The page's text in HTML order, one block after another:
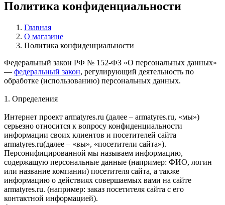
Политика конфиденциальности
Главная
О магазине
Политика конфиденциальности
Федеральный закон РФ № 152-ФЗ «О персональных данных»
— федеральный закон, регулирующий деятельность по
обработке (использованию) персональных данных.
1. Определения
Интернет проект armatyres.ru (далее – armatyres.ru, «мы»)
серьезно относится к вопросу конфиденциальности
информации своих клиентов и посетителей сайта
armatyres.ru(далее – «вы», «посетители сайта»).
Персонифицированной мы называем информацию,
содержащую персональные данные (например: ФИО, логин
или название компании) посетителя сайта, а также
информацию о действиях совершаемых вами на сайте
armatyres.ru. (например: заказ посетителя сайта с его
контактной информацией).